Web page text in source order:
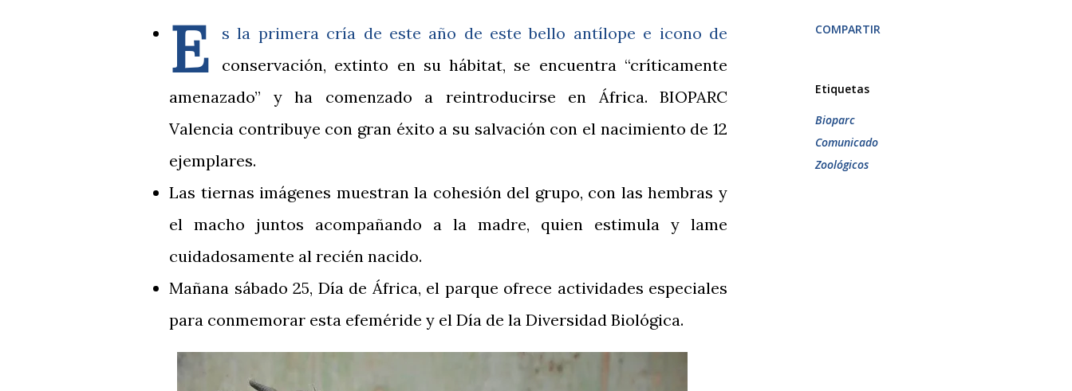
E
s la primera cría de este año de este bello antílope e icono de
conservación, extinto en su hábitat, se encuentra “críticamente
amenazado” y ha comenzado a reintroducirse en África. BIOPARC
Valencia contribuye con gran éxito a su salvación con el nacimiento de 12
ejemplares.
Las tiernas imágenes muestran la cohesión del grupo, con las hembras y
el macho juntos acompañando a la madre, quien estimula y lame
cuidadosamente al recién nacido.
Mañana sábado 25, Día de África, el parque ofrece actividades especiales
para conmemorar esta efeméride y el Día de la Diversidad Biológica.
COMPARTIR
Etiquetas
Bioparc
Comunicado
Zoológicos